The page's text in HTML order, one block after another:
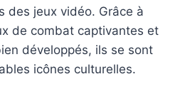
des jeux vidéo. Grâce à
de combat captivantes et
développés, ils se sont
icônes culturelles.